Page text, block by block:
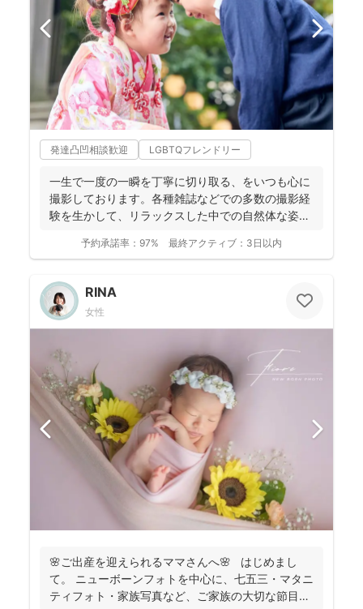
発達凸凹相談歓迎 LGBTQフレンドリー
一生で一度の一瞬を丁寧に切り取る、をいつも心に
撮影しております。各種雑誌などでの多数の撮影経
験を生かして、リラックスした中での自然体な姿の
予約承諾率： 97% 最終アクティブ： 3日以内
RINA
女性
🌸ご出産を迎えられるママさんへ🌸 はじめまし
て。 ニューボーンフォトを中心に、七五三・マタニ
ティフォト・家族写真など、ご家族の大切な節目を